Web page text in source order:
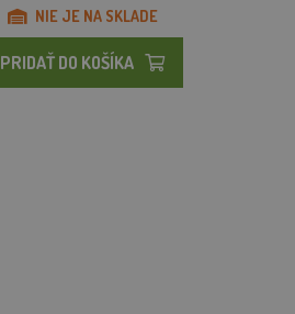
NIE JE NA SKLADE
PRIDAŤ DO KOŠÍKA